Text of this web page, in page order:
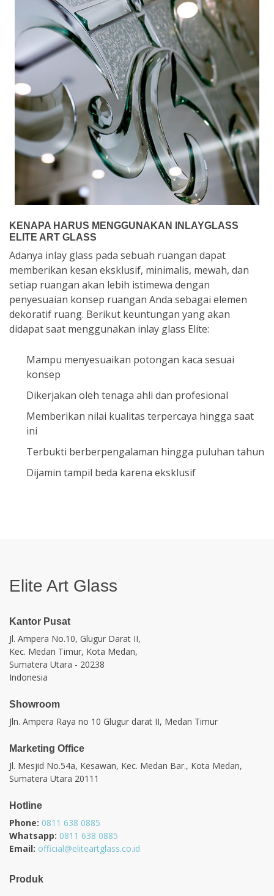
KENAPA HARUS MENGGUNAKAN INLAYGLASS
ELITE ART GLASS
Adanya inlay glass pada sebuah ruangan dapat
memberikan kesan eksklusif, minimalis, mewah, dan
setiap ruangan akan lebih istimewa dengan
penyesuaian konsep ruangan Anda sebagai elemen
dekoratif ruang. Berikut keuntungan yang akan
didapat saat menggunakan inlay glass Elite:
Mampu menyesuaikan potongan kaca sesuai
konsep
Dikerjakan oleh tenaga ahli dan profesional
Memberikan nilai kualitas terpercaya hingga saat
ini
Terbukti berberpengalaman hingga puluhan tahun
Dijamin tampil beda karena eksklusif
Elite Art Glass
Kantor Pusat
Jl. Ampera No.10, Glugur Darat II,
Kec. Medan Timur, Kota Medan,
Sumatera Utara - 20238
Indonesia
Showroom
Jln. Ampera Raya no 10 Glugur darat II, Medan Timur
Marketing Office
Jl. Mesjid No.54a, Kesawan, Kec. Medan Bar., Kota Medan,
Sumatera Utara 20111
Hotline
Phone: 0811 638 0885
Whatsapp: 0811 638 0885
Email: official@eliteartglass.co.id
Produk